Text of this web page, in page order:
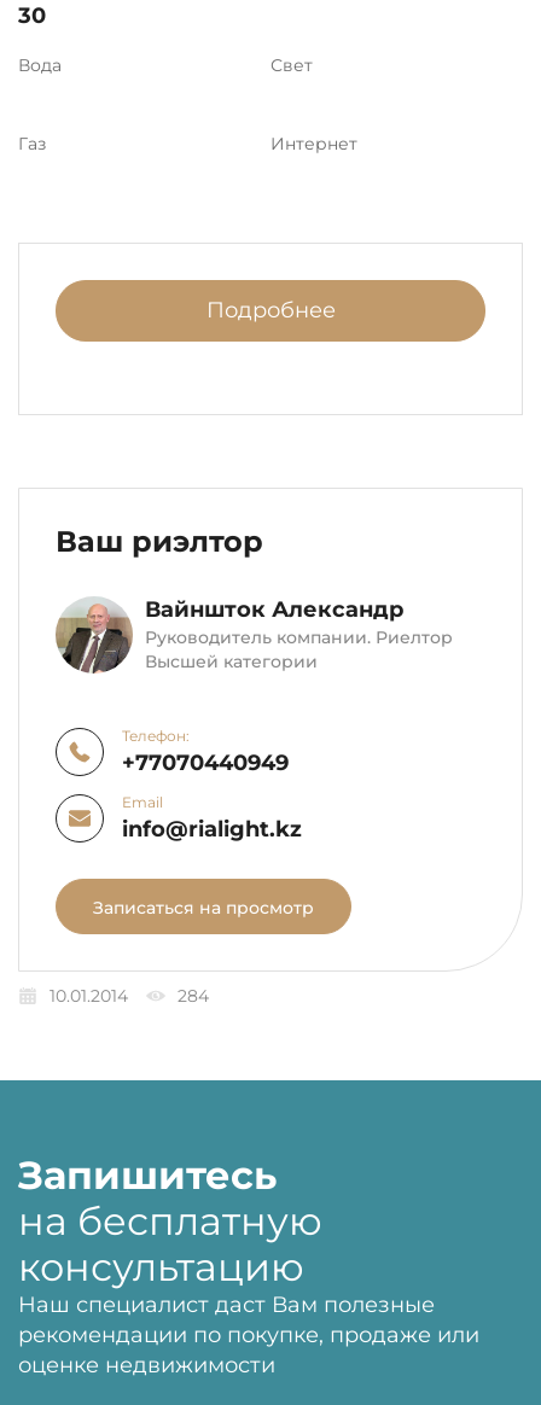
30
Вода Свет
Газ Интернет
Подробнее
Ваш риэлтор
Вайншток Александр
Руководитель компании. Риелтор
Высшей категории
Телефон:
+77070440949
Email
info@rialight.kz
Записаться на просмотр
10.01.2014 284
Запишитесь
на бесплатную
консультацию
Наш специалист даст Вам полезные
рекомендации по покупке, продаже или
оценке недвижимости